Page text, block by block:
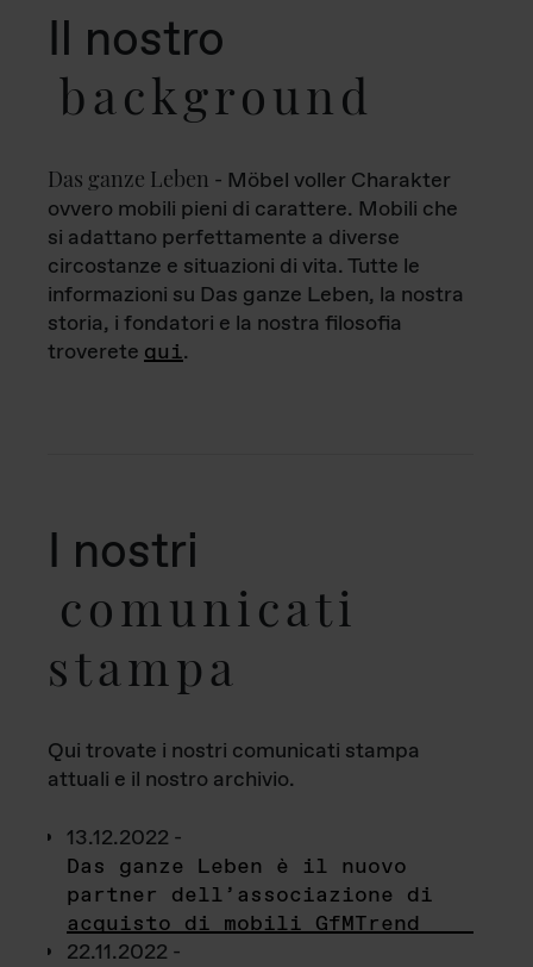
Il nostro
background
Das ganze Leben - Möbel voller Charakter
ovvero mobili pieni di carattere. Mobili che
si adattano perfettamente a diverse
circostanze e situazioni di vita. Tutte le
informazioni su Das ganze Leben, la nostra
storia, i fondatori e la nostra filosofia
troverete qui.
I nostri
comunicati
stampa
Qui trovate i nostri comunicati stampa
attuali e il nostro archivio.
13.12.2022 -
Das ganze Leben è il nuovo
partner dell’associazione di
acquisto di mobili GfMTrend
22.11.2022 -